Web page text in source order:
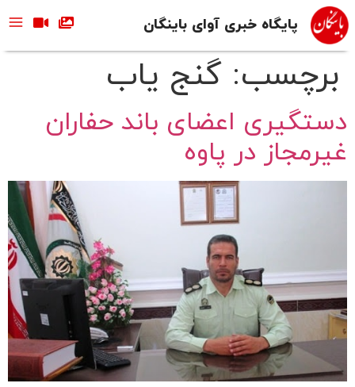
پایگاه خبری آوای باینگان
برچسب: گنج یاب
دستگیری اعضای باند حفاران
غیرمجاز در پاوه